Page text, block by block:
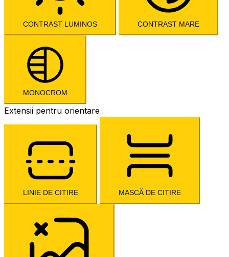
CONTRAST LUMINOS CONTRAST MARE
MONOCROM
Extensii pentru orientare
LINIE DE CITIRE MASCĂ DE CITIRE